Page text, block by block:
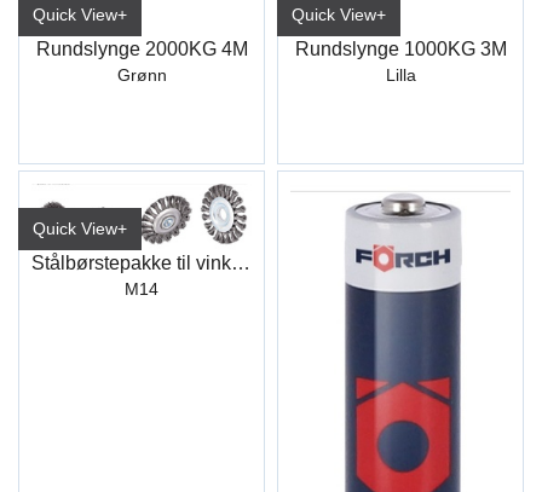
Quick View+
Rundslynge 2000KG 4M
Grønn
Quick View+
Rundslynge 1000KG 3M
Lilla
Quick View+
Stålbørstepakke til vinkelsliper
M14